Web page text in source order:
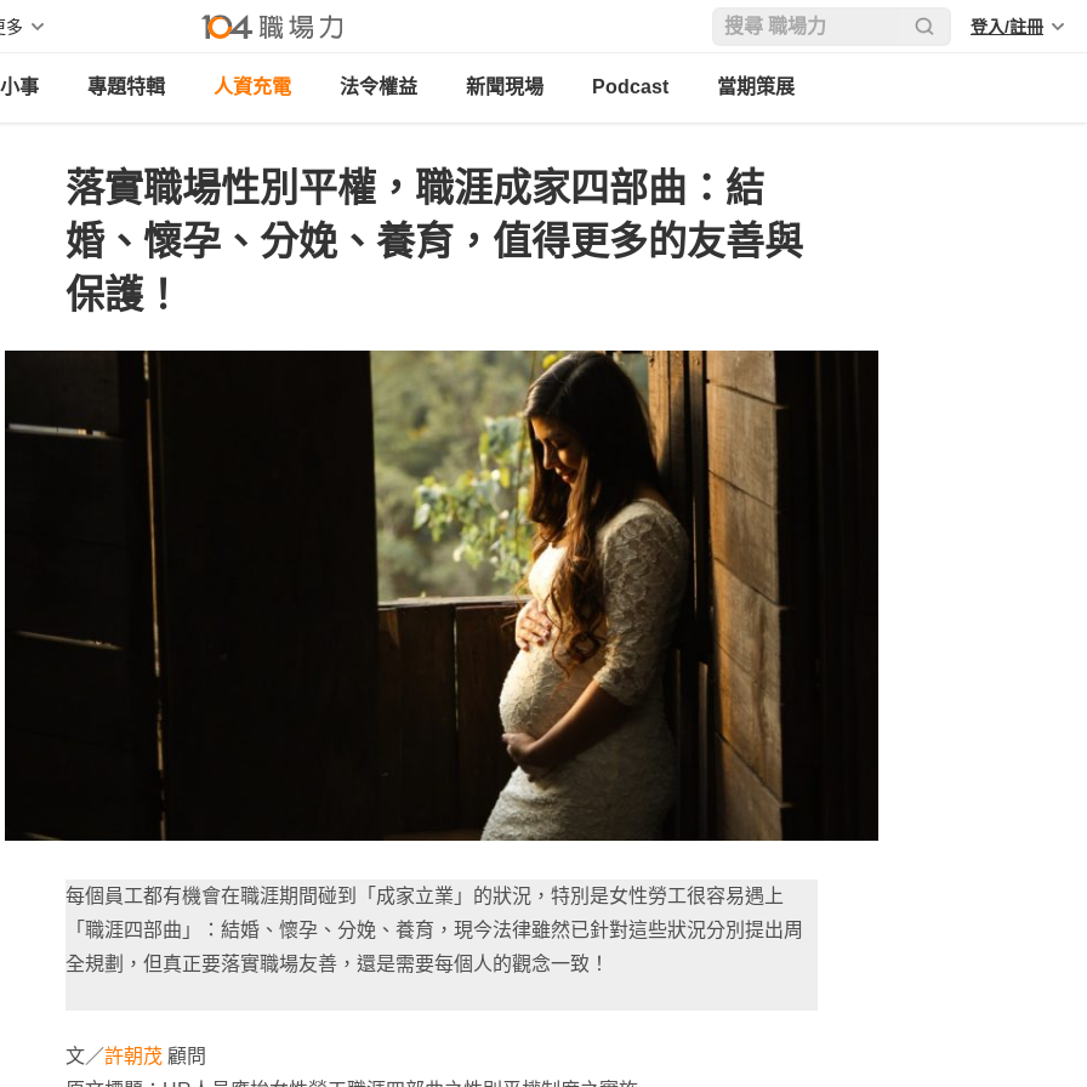
多 登入/註冊
事 專題特輯 人資充電 法令權益 新聞現場 Podcast 當期策展
落實職場性別平權，職涯成家四部曲：結
婚、懷孕、分娩、養育，值得更多的友善與
保護！
每個員工都有機會在職涯期間碰到「成家立業」的狀況，特別是女性勞工很容易遇上
「職涯四部曲」：結婚、懷孕、分娩、養育，現今法律雖然已針對這些狀況分別提出周
全規劃，但真正要落實職場友善，還是需要每個人的觀念一致！
文／許朝茂 顧問